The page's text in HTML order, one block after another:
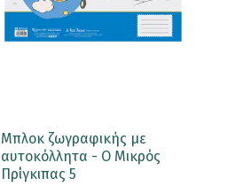
Μπλοκ ζωγραφικής με
αυτοκόλλητα - Ο Μικρός
Πρίγκιπας 5